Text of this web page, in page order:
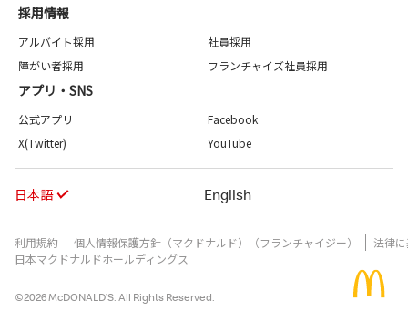
採用情報
アルバイト採用
社員採用
障がい者採用
フランチャイズ社員採用
アプリ・SNS
公式アプリ
Facebook
X(Twitter)
YouTube
日本語 English
利用規約 個人情報保護方針（マクドナルド）（フランチャイジー）
法律
日本マクドナルドホールディングス
©2026 McDONALD’S. All Rights Reserved.